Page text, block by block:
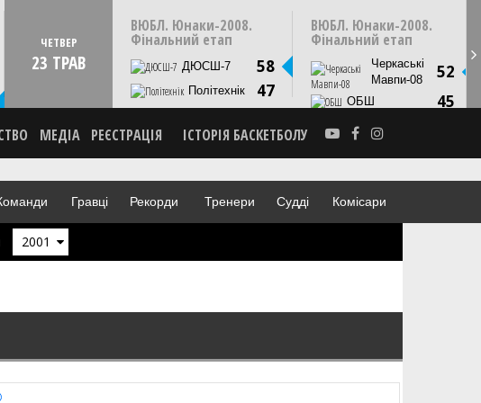
ЧЕТВЕР
23 ТРАВ
ВЮБЛ. Юнаки-2008.
Фінальний етап
ДЮСШ-7 58
Політехнік 47
ЧЕТВЕР 23 травня
Черкаси. ПС Будівельник
СТАТИСТИКА
ВІДЕО
ВЮБЛ. Юнаки-2008.
Фінальний етап
Черкаські
Мавпи-08
52
ОБШ 45
МЕДІА РЕЄСТРАЦІЯ ІСТОРІЯ БАСКЕТБОЛУ
Гравці Рекорди Тренери Судді Комісари
2001